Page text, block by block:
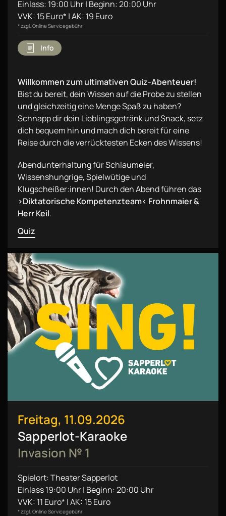
Einlass: 19:00 Uhr | Beginn: 20:00 Uhr
VVK: 15 Euro* | AK: 19 Euro
* zzgl. Online Servicegebühr
Info
Willkommen zum ultimativen Quiz-Abenteuer!
Bist du bereit, dein Wissen auf die Probe zu stellen
und gleichzeitig eine Menge Spaß zu haben?
Schnapp dir dein Lieblingsgetränk und Snack, setz
dich bequem hin und mach dich bereit für eine
Reise durch die verrücktesten Ecken des Wissens!
Abendunterhaltung für Schlaumeier,
Wissenshungrige, Spielwütige und
Klugscheißer:innen! Durch den Abend führen das
›Diktatorische Kompetenzteam‹ Frohnmaier &
Herr Keil.
Quiz
Freitag, 11.09.2026
Sapperlot-Karaoke
Invasion № 1
Spielort: Theater Sapperlot
Einlass 19:00 Uhr | Beginn: 20:00 Uhr
VVK: 11 Euro* | AK: 15 Euro
* zzgl. Online Servicegebühr